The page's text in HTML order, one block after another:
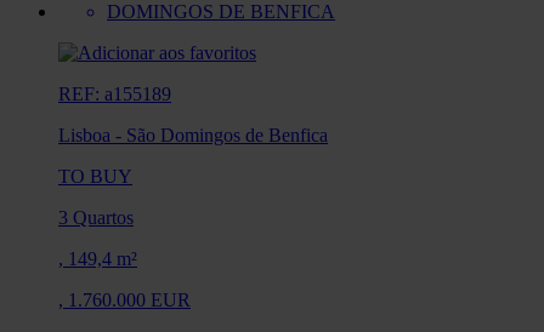
REF: a155189
Lisboa - São Domingos de Benfica
TO BUY
3 Quartos
, 149,4 m²
, 1.760.000 EUR